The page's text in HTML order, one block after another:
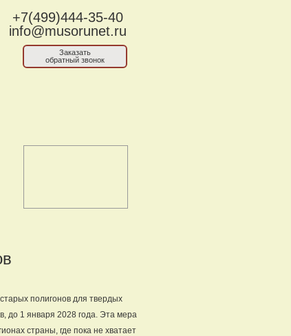
+7(499)444-35-40
info@musorunet.ru
Заказать
обратный звонок
полигонов для твердых
до 1 января 2028 года. Эта мера
страны, где пока не хватает